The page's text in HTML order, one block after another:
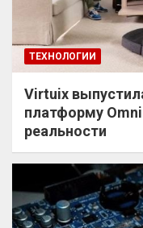
ТЕХНОЛОГИИ
Virtuix
платформу
реальности